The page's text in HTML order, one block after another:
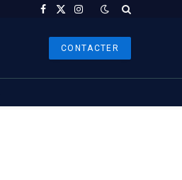
Facebook
X
Instagram
CONTACTER